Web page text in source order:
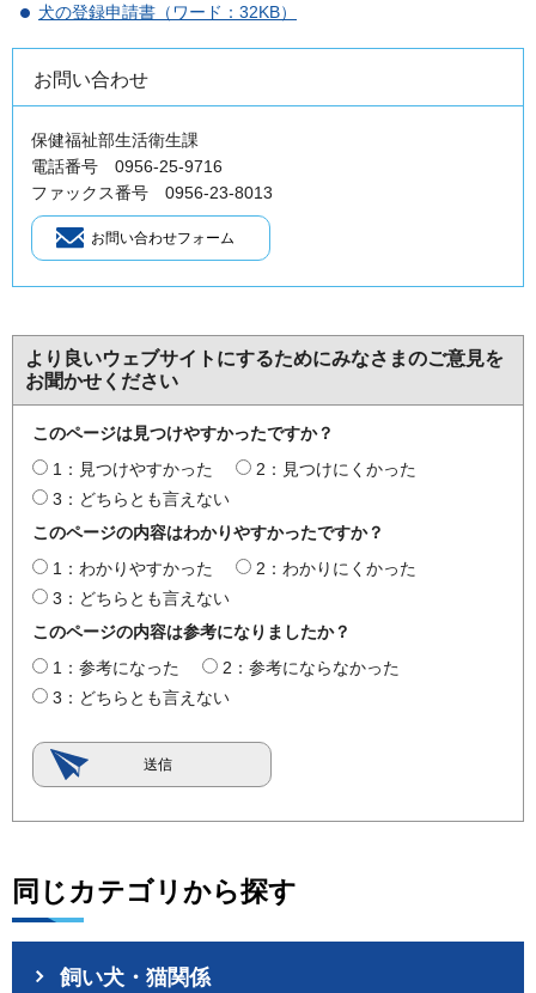
犬の登録申請書（ワード：32KB）
お問い合わせ
保健福祉部生活衛生課
電話番号 0956-25-9716
ファックス番号 0956‐23‐8013
より良いウェブサイトにするためにみなさまのご意見を
お聞かせください
このページは見つけやすかったですか？
1：見つけやすかった
2：見つけにくかった
3：どちらとも言えない
このページの内容はわかりやすかったですか？
1：わかりやすかった
2：わかりにくかった
3：どちらとも言えない
このページの内容は参考になりましたか？
1：参考になった
2：参考にならなかった
3：どちらとも言えない
同じカテゴリから探す
飼い犬・猫関係